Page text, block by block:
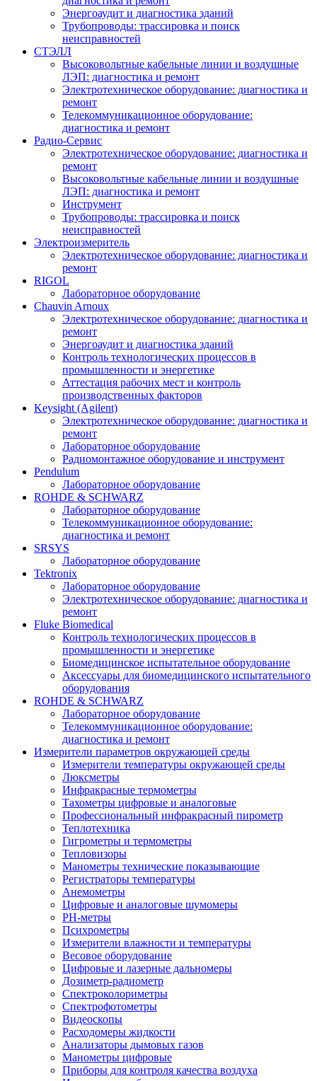
Энергоаудит и диагностика зданий
Трубопроводы: трассировка и поиск
неисправностей
СТЭЛЛ
Высоковольтные кабельные линии и воздушные
ЛЭП: диагностика и ремонт
Электротехническое оборудование: диагностика и
ремонт
Телекоммуникационное оборудование:
диагностика и ремонт
Радио-Cервис
Электротехническое оборудование: диагностика и
ремонт
Высоковольтные кабельные линии и воздушные
ЛЭП: диагностика и ремонт
Инструмент
Трубопроводы: трассировка и поиск
неисправностей
Электроизмеритель
Электротехническое оборудование: диагностика и
ремонт
RIGOL
Лабораторное оборудование
Chauvin Arnoux
Электротехническое оборудование: диагностика и
ремонт
Энергоаудит и диагностика зданий
Контроль технологических процессов в
промышленности и энергетике
Аттестация рабочих мест и контроль
производственных факторов
Keysight (Agilent)
Электротехническое оборудование: диагностика и
ремонт
Лабораторное оборудование
Радиомонтажное оборудование и инструмент
Pendulum
Лабораторное оборудование
ROHDE & SCHWARZ
Лабораторное оборудование
Телекоммуникационное оборудование:
диагностика и ремонт
SRSYS
Лабораторное оборудование
Tektronix
Лабораторное оборудование
Электротехническое оборудование: диагностика и
ремонт
Fluke Biomedical
Контроль технологических процессов в
промышленности и энергетике
Биомедицинское испытательное оборудование
Аксессуары для биомедицинского испытательного
оборудования
ROHDE & SCHWARZ
Лабораторное оборудование
Телекоммуникационное оборудование:
диагностика и ремонт
Измерители параметров окружающей среды
Измерители температуры окружающей среды
Люксметры
Инфракрасные термометры
Тахометры цифровые и аналоговые
Профессиональный инфракрасный пирометр
Теплотехника
Гигрометры и термометры
Тепловизоры
Манометры технические показывающие
Регистраторы температуры
Анемометры
Цифровые и аналоговые шумомеры
PH-метры
Психрометры
Измерители влажности и температуры
Весовое оборудование
Цифровые и лазерные дальномеры
Дозиметр-радиометр
Спектроколориметры
Спектрофотометры
Видеоскопы
Расходомеры жидкости
Анализаторы дымовых газов
Манометры цифровые
Приборы для контроля качества воздуха